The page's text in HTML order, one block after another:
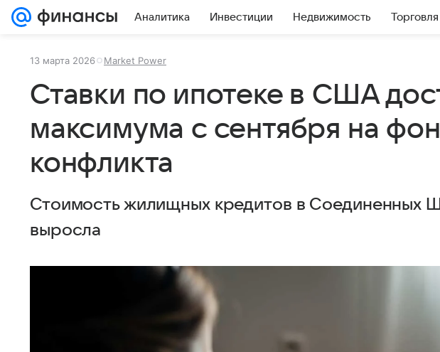
Аналитика Инвестиции Недвижимость Торговля
13 марта 2026 Market Power
Ставки по ипотеке в США
максимума с сентября на
конфликта
Стоимость жилищных кредитов в Соединенных
выросла